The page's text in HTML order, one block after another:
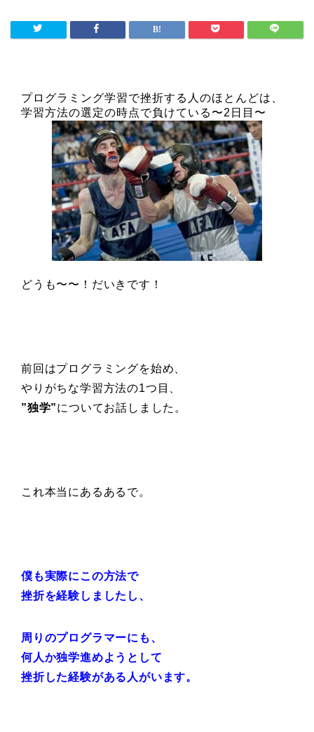
プログラミング学習で挫折する人のほとんどは、
学習方法の選定の時点で負けている〜2日目〜
どうも〜〜！だいきです！
前回はプログラミングを始め、
やりがちな学習方法の1つ目、
”独学”についてお話しました。
これ本当にあるあるで。
僕も実際にこの方法で
挫折を経験しましたし、
周りのプログラマーにも、
何人か独学進めようとして
挫折した経験がある人がいます。